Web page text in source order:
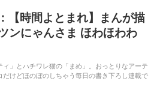
【時間よとまれ】まんが描
ンにゃんさま ほわほわわ
」とハチワレ猫の「まめ」。おっとりなアーテ
だけどほのぼのしちゃう毎日の書き下ろし連載で